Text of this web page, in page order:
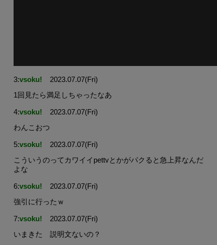
3:vsoku!
2023.07.07(Fri)
1回見たら満足しちゃったなあ
4:vsoku!
2023.07.07(Fri)
わんこおつ
5:vsoku!
2023.07.07(Fri)
こういうのってカワイイpettvとかがパクると急上昇なんだ
よな
6:vsoku!
2023.07.07(Fri)
強引に行ったｗ
7:vsoku!
2023.07.07(Fri)
いまきた 説明文ないの？